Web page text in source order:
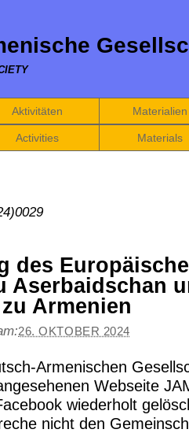
Aktivitäten Materialien
Activities Materials
des
Aserbaidschan
Armenien
26. OKTOBER 2024
Armenischen
Webseite
wiederholt
nicht den